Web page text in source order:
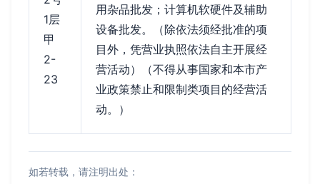
1层
甲
2-
23
用杂品批发；计算机软硬件及辅助
设备批发。（除依法须经批准的项
目外，凭营业执照依法自主开展经
营活动）（不得从事国家和本市产
业政策禁止和限制类项目的经营活
动。）
如若转载，请注明出处：